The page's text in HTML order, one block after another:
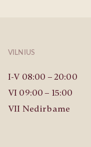
VILNIUS
I-V 08:00 – 20:00
VI 09:00 – 15:00
VII Nedirbame